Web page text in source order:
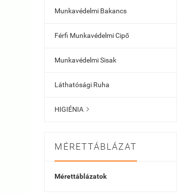
Munkavédelmi Bakancs
Férfi Munkavédelmi Cipő
Munkavédelmi Sisak
Láthatósági Ruha
HIGIÉNIA 
MÉRETTÁBLÁZAT
Mérettáblázatok